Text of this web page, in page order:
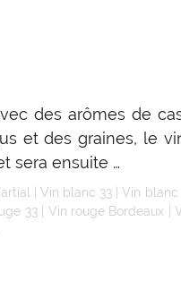
des arômes de
et des graines, le
sera ensuite …
Vin blanc 33 |Vin blanc
33| Vin rouge Bordeaux |